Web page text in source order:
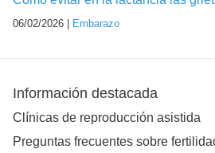
06/02/2026 | Embarazo
Información destacada
Clínicas de reproducción asistida
Preguntas frecuentes sobre